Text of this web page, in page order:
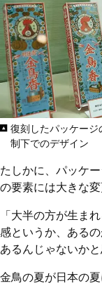
復刻したパッケー
制下でのデザイン
たしかに、パッケ
の要素には大きな変
「大半の方が生ま
感というか、ある
あるんじゃないかと
金鳥の夏が日本の